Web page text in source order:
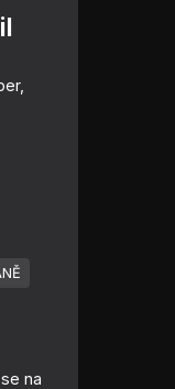
na